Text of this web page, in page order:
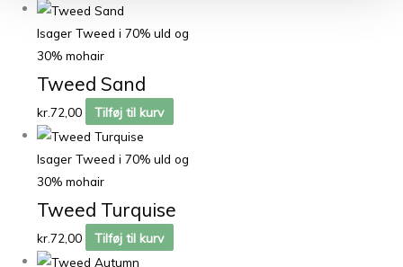
Isager Tweed i 70% uld og
30% mohair
Tweed Sand
kr.72,00 Tilføj til kurv
Isager Tweed i 70% uld og
30% mohair
Tweed Turquise
kr.72,00 Tilføj til kurv